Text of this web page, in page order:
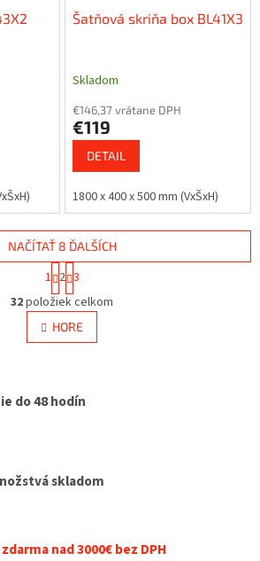
Šatňová skriňa box BL41X3
Skladom
€146,37 vrátane DPH
€119
DETAIL
1800 x 400 x 500 mm (VxŠxH)
O
v
l
á
c
i
v
ý
NAČÍTAŤ 8 ĎALŠÍCH
S
t
r
á
n
k
n
1 2 3
32položiek celkom
HORE
do 48 hodín
skladom
nad 3000€ bez DPH